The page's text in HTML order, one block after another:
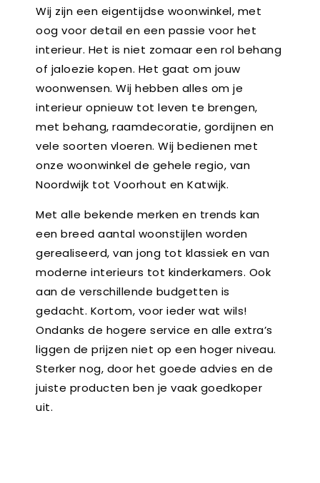
Wij zijn een eigentijdse woonwinkel, met
oog voor detail en een passie voor het
interieur. Het is niet zomaar een rol behang
of jaloezie kopen. Het gaat om jouw
woonwensen. Wij hebben alles om je
interieur opnieuw tot leven te brengen,
met behang, raamdecoratie, gordijnen en
vele soorten vloeren. Wij bedienen met
onze woonwinkel de gehele regio, van
Noordwijk tot Voorhout en Katwijk.
Met alle bekende merken en trends kan
een breed aantal woonstijlen worden
gerealiseerd, van jong tot klassiek en van
moderne interieurs tot kinderkamers. Ook
aan de verschillende budgetten is
gedacht. Kortom, voor ieder wat wils!
Ondanks de hogere service en alle extra’s
liggen de prijzen niet op een hoger niveau.
Sterker nog, door het goede advies en de
juiste producten ben je vaak goedkoper
uit.